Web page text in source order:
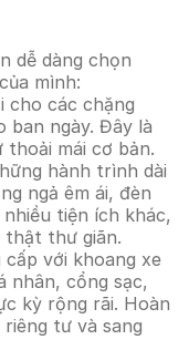
dễ dàng chọn
mình:
cho các chặng
ban ngày. Đây là
thoải mái cơ bản.
hành trình dài
ngả êm ái, đèn
tiện ích khác,
thật thư giãn.
cấp với khoang xe
nhân, cổng sạc,
kỳ rộng rãi. Hoàn
tư và sang